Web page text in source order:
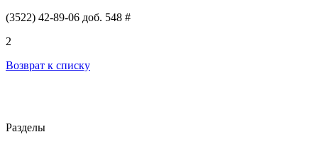
(3522) 42-89-06 доб. 548 #
2
Возврат к списку
Разделы